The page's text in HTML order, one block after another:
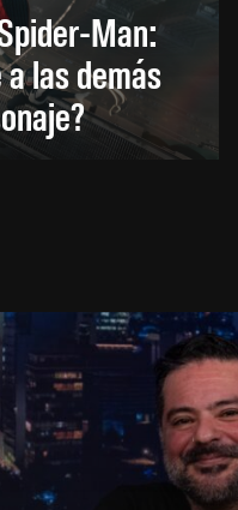
Man:
las demás